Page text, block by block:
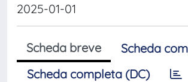
2025-01-01
Scheda breve
Scheda
Scheda completa (DC)